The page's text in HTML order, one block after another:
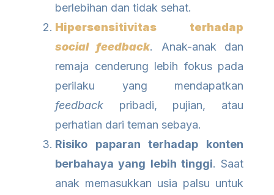
berlebihan dan tidak sehat.
Hipersensitivitas terhadap
social feedback. Anak-anak dan
remaja cenderung lebih fokus pada
perilaku yang mendapatkan
feedback pribadi, pujian, atau
perhatian dari teman sebaya.
Risiko paparan terhadap konten
berbahaya yang lebih tinggi. Saat
anak memasukkan usia palsu untuk